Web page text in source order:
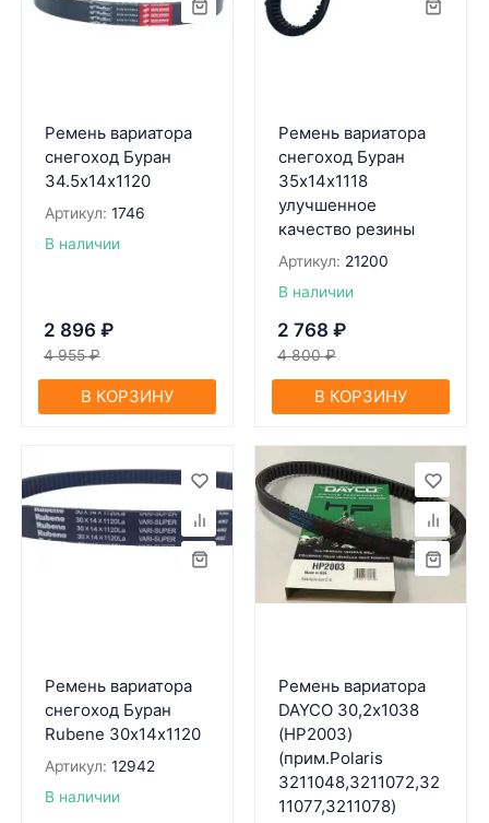
Ремень вариатора
снегоход Буран
34.5х14х1120
Артикул: 1746
В наличии
2 896 ₽
4 955 ₽
В КОРЗИНУ
Ремень вариатора
снегоход Буран
35х14х1118
улучшенное
качество резины
Артикул: 21200
В наличии
2 768 ₽
4 800 ₽
В КОРЗИНУ
Ремень вариатора
снегоход Буран
Rubenе 30х14х1120
Артикул: 12942
В наличии
Ремень вариатора
DAYCO 30,2х1038
(HP2003)
(прим.Polaris
3211048,3211072,32
11077,3211078)